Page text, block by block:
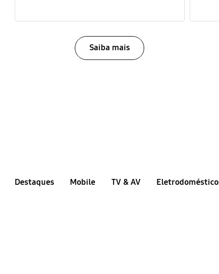
Saiba mais
Destaques Mobile TV & AV